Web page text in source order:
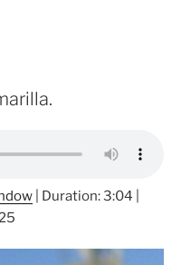
Duration: 3:04